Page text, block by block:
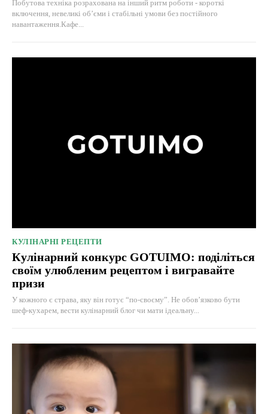
Побутова техніка розрахована на інший ритм роботи - короткі
включення, невеликі об’єми і стабільні умови без постійного
навантаження.Кафе...
КУЛІНАРНІ РЕЦЕПТИ
Кулінарний конкурс GOTUIMO: поділіться
своїм улюбленим рецептом і вигравайте
призи
У кожного є страва, яку він готує “по-своєму”. Не обов’язково бути
шеф-кухарем, вести кулінарний блог чи мати ідеальну...